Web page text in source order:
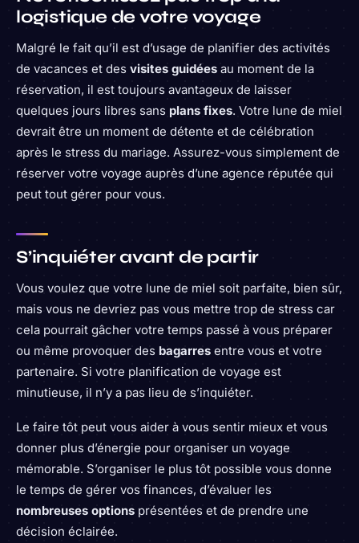
logistique de votre voyage
Malgré le fait qu’il est d’usage de planifier des activités
de vacances et des visites guidées au moment de la
réservation, il est toujours avantageux de laisser
quelques jours libres sans plans fixes. Votre lune de miel
devrait être un moment de détente et de célébration
après le stress du mariage. Assurez-vous simplement de
réserver votre voyage auprès d’une agence réputée qui
peut tout gérer pour vous.
S’inquiéter avant de partir
Vous voulez que votre lune de miel soit parfaite, bien sûr,
mais vous ne devriez pas vous mettre trop de stress car
cela pourrait gâcher votre temps passé à vous préparer
ou même provoquer des bagarres entre vous et votre
partenaire. Si votre planification de voyage est
minutieuse, il n’y a pas lieu de s’inquiéter.
Le faire tôt peut vous aider à vous sentir mieux et vous
donner plus d’énergie pour organiser un voyage
mémorable. S’organiser le plus tôt possible vous donne
le temps de gérer vos finances, d’évaluer les
nombreuses options présentées et de prendre une
décision éclairée.